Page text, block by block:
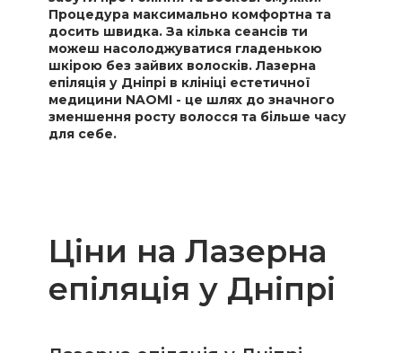
Процедура максимально комфортна та
досить швидка. За кілька сеансів ти
можеш насолоджуватися гладенькою
шкірою без зайвих волосків. Лазерна
епіляція у Дніпрі в клініці естетичної
медицини NAOMI - це шлях до значного
зменшення росту волосся та більше часу
для себе.
Цiни на Лазерна
епіляція у Дніпрі